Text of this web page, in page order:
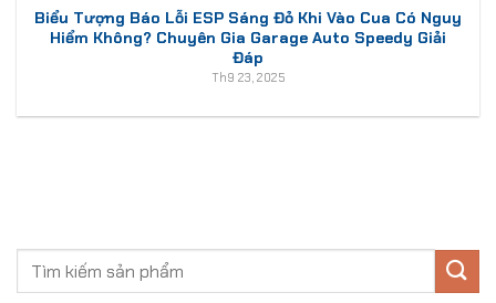
Biểu Tượng Báo Lỗi ESP Sáng Đỏ Khi Vào Cua Có Nguy
Hiểm Không? Chuyên Gia Garage Auto Speedy Giải
Đáp
Th9 23, 2025